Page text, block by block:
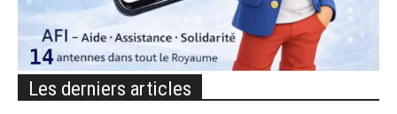
Les derniers articles